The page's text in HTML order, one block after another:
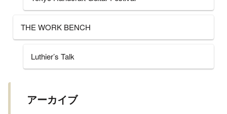
THE WORK BENCH
Luthier’s Talk
アーカイブ